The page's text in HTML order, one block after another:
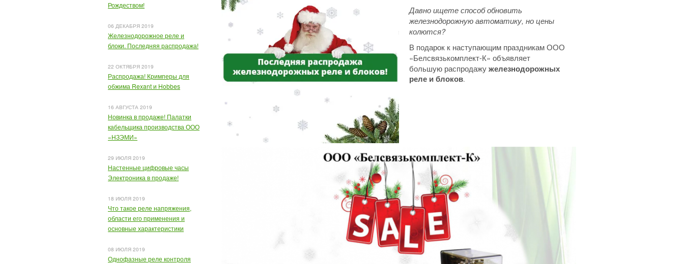
Давно ищете способ обновить
железнодорожную автоматику, но цены
колются?
В подарок к наступающим праздникам ООО
«Белсвязькомплект-К» объявляет
большую распродажу железнодорожных
реле и блоков.
Рождеством!
06 ДЕКАБРЯ 2019
Железнодорожное реле и
блоки. Последняя распродажа!
22 ОКТЯБРЯ 2019
Распродажа! Кримперы для
обжима Rexant и Hobbes
16 АВГУСТА 2019
Новинка в продаже! Палатки
кабельщика производства ООО
«НЗЭМИ»
29 ИЮЛЯ 2019
Настенные цифровые часы
Электроника в продаже!
18 ИЮЛЯ 2019
Что такое реле напряжения,
области его применения и
основные характеристики
08 ИЮЛЯ 2019
Однофазные реле контроля